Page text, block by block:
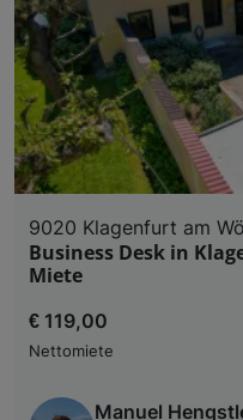
9020 Klagenfurt am
Business Desk in
Miete
€ 119,00
Nettomiete
Manuel